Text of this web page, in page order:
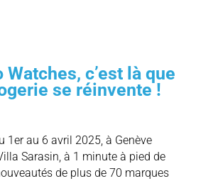
c’est là que
se réinvente !
1er au 6 avril 2025, à Genève
Sarasin, à 1 minute à pied de
de plus de 70 marques